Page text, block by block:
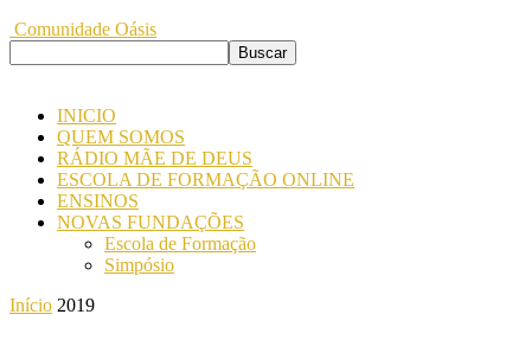
Comunidade Oásis
INICIO
QUEM SOMOS
RÁDIO MÃE DE DEUS
ESCOLA DE FORMAÇÃO ONLINE
ENSINOS
NOVAS FUNDAÇÕES
Escola de Formação
Simpósio
Início 2019